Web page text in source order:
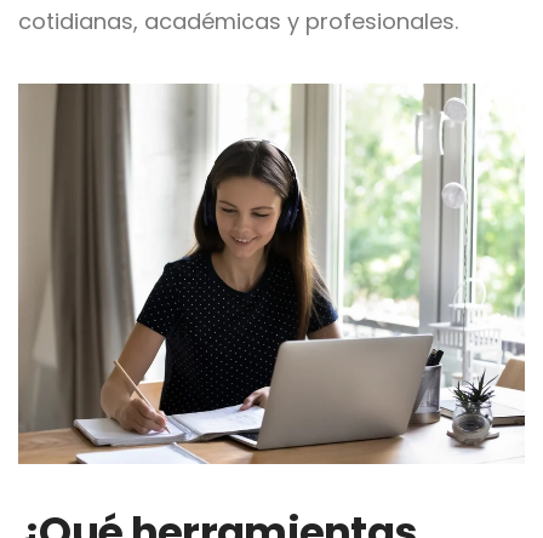
cotidianas, académicas y profesionales.